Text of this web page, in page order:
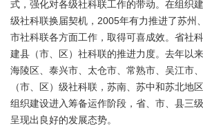
式，强化对各级社科联工作的带动。在组织
级社科联换届契机，2005年有力推进了苏州
市社科联各方面工作，取得可喜成效。省社
建县（市、区）社科联的推进力度。去年以
海陵区、泰兴市、太仓市、常熟市、吴江市
（市、区）级社科联，苏南、苏中和苏北地
组织建设进入筹备运作阶段，省、市、县三
呈现出良好的发展态势。